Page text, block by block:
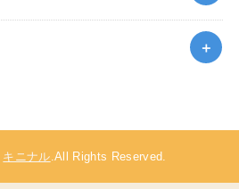
キニナル .All Rights Reserved.